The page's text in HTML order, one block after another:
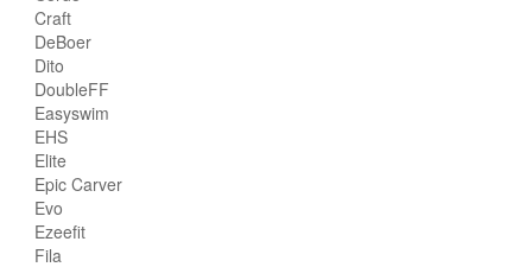
Craft
DeBoer
Dito
DoubleFF
Easyswim
EHS
Elite
Epic Carver
Evo
Ezeefit
Fila